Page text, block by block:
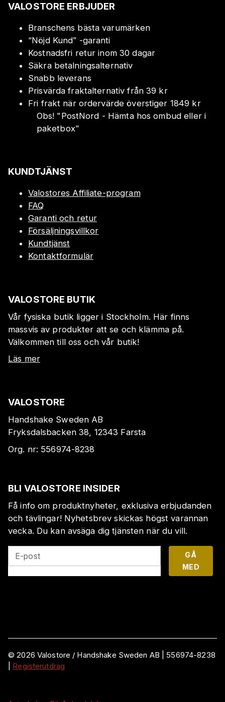
VALOSTORE ERBJUDER
Branschens bästa varumärken
“Nöjd Kund” -garanti
Kostnadsfri retur inom 30 dagar
Säkra betalningsalternativ
Snabb leverans
Prisvärda fraktalternativ från 39 kr
Fri frakt när ordervärde överstiger 1849 kr
Obs! "PostNord - Hämta hos ombud eller i
paketbox"
KUNDTJÄNST
Valostores Affiliate-program
FAQ
Garanti och retur
Försäljningsvillkor
Kundtjänst
Kontaktformulär
VALOSTORE BUTIK
Vår fysiska butik ligger i Stockholm. Här finns
massvis av produkter att se och klämma på.
Välkommen till oss och vår butik!
Läs mer
VALOSTORE
Handshake Sweden AB
Fryksdalsbacken 38, 12343 Farsta
Org. nr: 556974-8238
BLI VALOSTORE INSIDER
Få info om produktnyheter, exklusiva erbjudanden
och tävlingar! Nyhetsbrev skickas högst varannan
vecka. Du kan avsäga dig tjänsten när du vill.
E-post
GÅ
MED
©2026 Valostore / Handshake Sweden AB
556974-8238
Registerutdrag